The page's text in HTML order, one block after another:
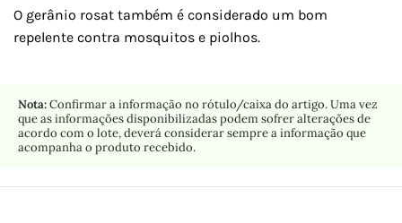
O gerânio rosat também é considerado um bom
repelente contra mosquitos e piolhos.
Nota:Confirmar a informação no rótulo/caixa do artigo. Uma vez
que as informações disponibilizadas podem sofrer alterações de
acordo com o lote, deverá considerar sempre a informação que
acompanha o produto recebido.